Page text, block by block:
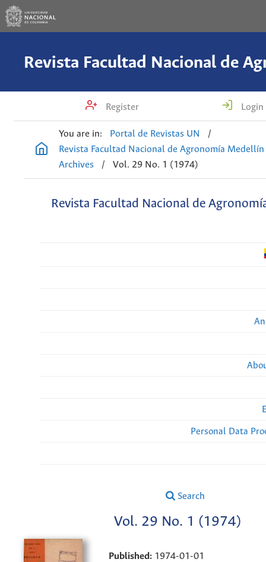
Register Login
You are in: Portal de Revistas UN
/
Revista Facultad Nacional de Agronomía Medellín
Archives
/ Vol. 29 No. 1 (1974)
Revista Facultad Nacional de
Personal Data
Search
Vol. 29 No. 1 (1974)
Published: 1974-01-01